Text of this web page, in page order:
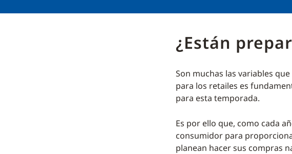
¿Están
Son muchas las variables
para los retailes es
para esta temporada.
Es por ello que, como cada
consumidor para
planean hacer sus compras